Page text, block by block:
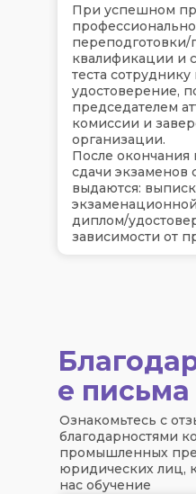
При успешном
квалификации и
теста
удостоверение,
председателем
комиссии и
организации.
После
сдачи экзаменов
выдаются:
диплом/
зависимости от
е письма
Ознакомьтесь с
благодарностями
промышленных
юридических лиц,
нас обучение